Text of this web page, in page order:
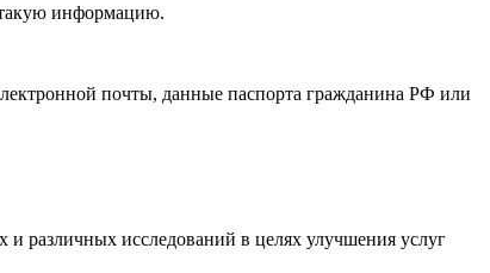
информацию.
почты, данные паспорта гражданина РФ или
различных исследований в целях улучшения услуг